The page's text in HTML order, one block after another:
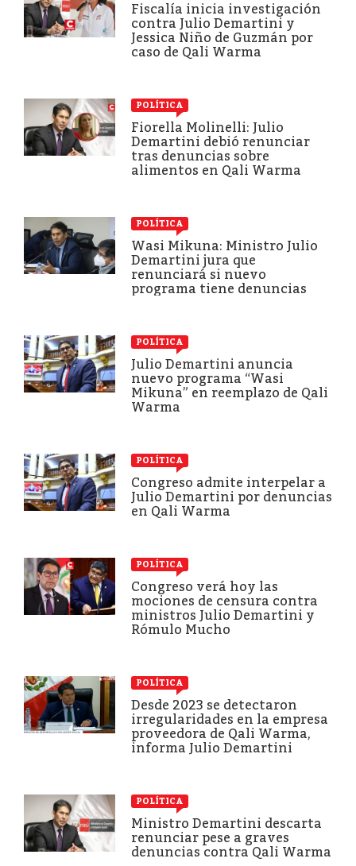
Fiscalía inicia investigación
contra Julio Demartini y
Jessica Niño de Guzmán por
caso de Qali Warma
POLÍTICA
Fiorella Molinelli: Julio
Demartini debió renunciar
tras denuncias sobre
alimentos en Qali Warma
POLÍTICA
Wasi Mikuna: Ministro Julio
Demartini jura que
renunciará si nuevo
programa tiene denuncias
POLÍTICA
Julio Demartini anuncia
nuevo programa “Wasi
Mikuna” en reemplazo de Qali
Warma
POLÍTICA
Congreso admite interpelar a
Julio Demartini por denuncias
en Qali Warma
POLÍTICA
Congreso verá hoy las
mociones de censura contra
ministros Julio Demartini y
Rómulo Mucho
POLÍTICA
Desde 2023 se detectaron
irregularidades en la empresa
proveedora de Qali Warma,
informa Julio Demartini
POLÍTICA
Ministro Demartini descarta
renunciar pese a graves
denuncias contra Qali Warma